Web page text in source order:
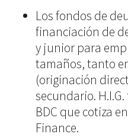
Los fondos de
financiación de
y junior para
tamaños, tanto
(originación
secundario.
BDC que cotiza
Finance.